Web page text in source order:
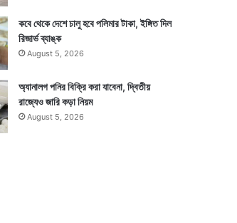
কবে থেকে দেশে চালু হবে পলিমার টাকা, ইঙ্গিত দিল
রিজার্ভ ব্যাঙ্ক
August 5, 2026
অ্যানালগ পনির বিক্রি করা যাবেনা, দ্বিতীয়
রাজ্যেও জারি কড়া নিয়ম
August 5, 2026